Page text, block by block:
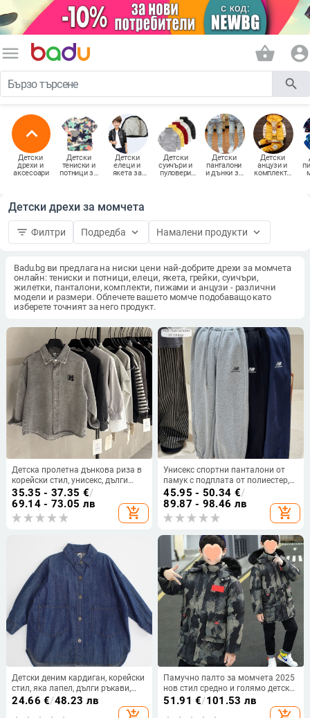
menu shopping_basket account_circle
search
expand_less
Детски
дрехи и
аксесоари
Детски
тениски и
потници за
Детски
елеци и
якета за
Детски
суичъри и
пуловери
Детски
панталони
и дънки за
Детски
анцузи и
комплекти
Детски дрехи за момчета
filter_list Филтри Подредба keyboard_arrow_down Намалени продукти keyboard_arrow_down
Badu.bg ви предлага на ниски цени най-добрите дрехи за момчета
онлайн: тениски и потници, елеци, якета, грейки, суичъри,
жилетки, панталони, комплекти, пижами и анцузи - различни
модели и размери. Облечете вашето момче подобаващо като
изберете точният за него продукт.
Детска пролетна дънкова риза в
корейски стил, унисекс, дълги
ръкави, мек памук
35.35 - 37.35 €/
69.14 - 73.05 лв
add_shopping_cart
Унисекс спортни панталони от
памук с подплата от полиестер,
зима 2025, 65% памук, подплата
полиестер (98%), подходящи за
бягане и спортове с топка
45.95 - 50.34 €/
89.87 - 98.46 лв
add_shopping_cart
Детски деним кардиган, корейски
стил, яка лапел, дълги ръкави,
денимов материал 95%,
подходящ за пролет-лято-есен
24.66 €/48.23 лв
Памучно палто за момчета 2025
нов стил средно и голямо детско
красиво памучно палто детско
средно и дълго дебело памучно
51.91 €/101.53 лв